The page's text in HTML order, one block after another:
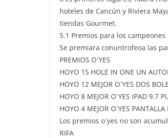
hoteles de Cancún y Riviera
tiendas Gourmet.
5.1 Premios para los campeones
Se premiara conuntrofeoa las
PREMIOS O´YES
HOYO 15 HOLE IN ONE UN
HOYO 12 MEJOR O´YES DOS
HOYO 8 MEJOR O´YES IPAD 9.7
HOYO 4 MEJOR O´YES
Los premios o´yes no son
RIFA